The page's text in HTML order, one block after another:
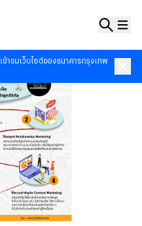
ข้าชมเว็บไซต์ของธนาคารกรุงเทพ